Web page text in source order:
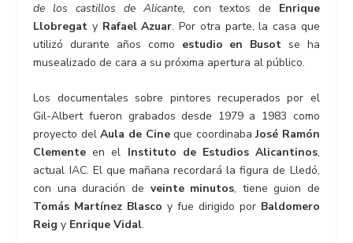
de los castillos de Alicante, con textos de Enrique
Llobregat y Rafael Azuar. Por otra parte, la casa que
utilizó durante años como estudio en Busot se ha
musealizado de cara a su próxima apertura al público.
Los documentales sobre pintores recuperados por el
Gil-Albert fueron grabados desde 1979 a 1983 como
proyecto delAula de Cineque coordinabaJosé Ramón
Clemente en el Instituto de Estudios Alicantinos,
actual IAC. El que mañana recordará la figura de Lledó,
con una duración de veinte minutos, tiene guion de
Tomás Martínez Blasco y fue dirigido por Baldomero
Reig y Enrique Vidal.